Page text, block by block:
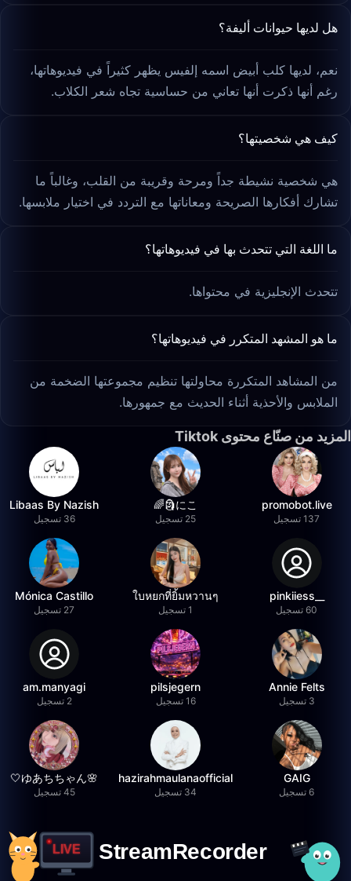
هل لديها حيوانات أليفة؟
نعم، لديها كلب أبيض اسمه إلفيس يظهر كثيراً في فيديوهاتها،
رغم أنها ذكرت أنها تعاني من حساسية تجاه شعر الكلاب.
كيف هي شخصيتها؟
هي شخصية نشيطة جداً ومرحة وقريبة من القلب، وغالباً ما
تشارك أفكارها الصريحة ومعاناتها مع التردد في اختيار ملابسها.
ما اللغة التي تتحدث بها في فيديوهاتها؟
تتحدث الإنجليزية في محتواها.
ما هو المشهد المتكرر في فيديوهاتها؟
من المشاهد المتكررة محاولتها تنظيم مجموعتها الضخمة من
الملابس والأحذية أثناء الحديث مع جمهورها.
المزيد من صنّاع محتوى Tiktok
promobot.live
137 تسجيل
にこ🗿🌈
25 تسجيل
Libaas By Nazish
36 تسجيل
60 تسجيل
ใบหยกที่ยิ้มหวานๆ
1 تسجيل
Mónica Castillo
27 تسجيل
Annie Felts
3 تسجيل
pilsjegern
16 تسجيل
am.manyagi
2 تسجيل
GAIG
6 تسجيل
hazirahmaulanaofficial
34 تسجيل
🌸ゆあちちゃん🤍
45 تسجيل